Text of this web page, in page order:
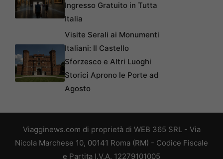
Ingresso Gratuito in Tutta
Italia
Visite Serali ai Monumenti
Italiani: Il Castello
Sforzesco e Altri Luoghi
Storici Aprono le Porte ad
Agosto
Viagginews.com di proprietà di WEB 365 SRL - Via
Nicola Marchese 10, 00141 Roma (RM) - Codice Fiscale
e Partita I.V.A. 12279101005